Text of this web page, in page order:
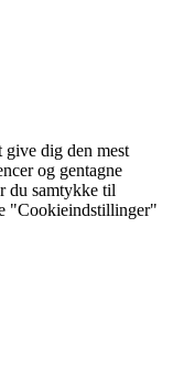
give dig den mest
og gentagne
du samtykke til
"Cookieindstillinger"